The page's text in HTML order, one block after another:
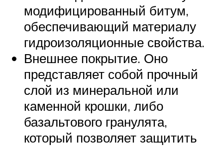
модифицированный битум,
обеспечивающий материалу
гидроизоляционные свойства.
Внешнее покрытие. Оно
представляет собой прочный
слой из минеральной или
каменной крошки, либо
базальтового гранулята,
который позволяет защитить